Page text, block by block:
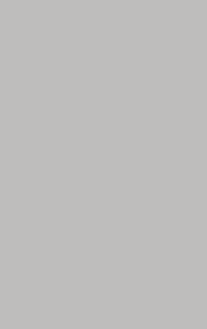
con il
il caffè
per riempire il
acqua fresca).
fuoriuscire
ancora
recipiente
notte, se puoi).